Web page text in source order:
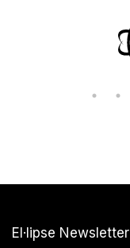
El·lipse Newsletter